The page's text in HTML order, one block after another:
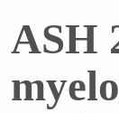
ASH